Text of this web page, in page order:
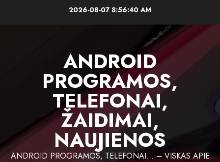
2026-08-078:56:41 AM
ANDROID
PROGRAMOS,
TELEFONAI,
ŽAIDIMAI,
NAUJIENOS
ANDROID PROGRAMOS, TELEFONAI… – VISKAS APIE